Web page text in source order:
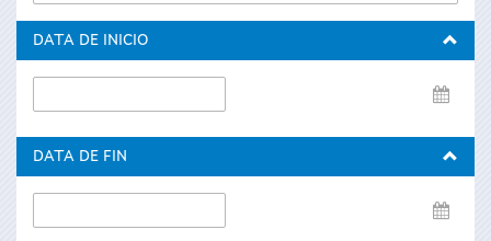
DATA DE INICIO
de
DATA DE FIN
de